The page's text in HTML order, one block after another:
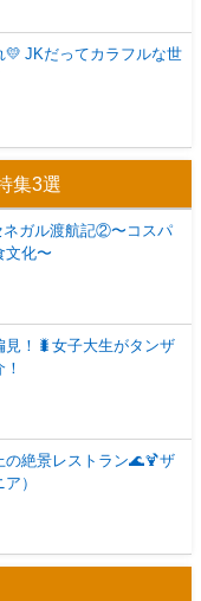
💛 JKだってカラフルな世
集3選
ネガル渡航記②〜コスパ
文化〜
見！🐛女子大生がタンザ
の絶景レストラン🌊🍹ザ
）